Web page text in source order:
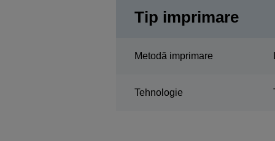
Tip imprimare
Metodă imprimare
Tehnologie